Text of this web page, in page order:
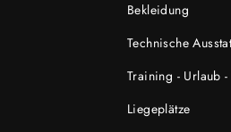
Bekleidung
Technische
Training - Urlaub -
Liegeplätze